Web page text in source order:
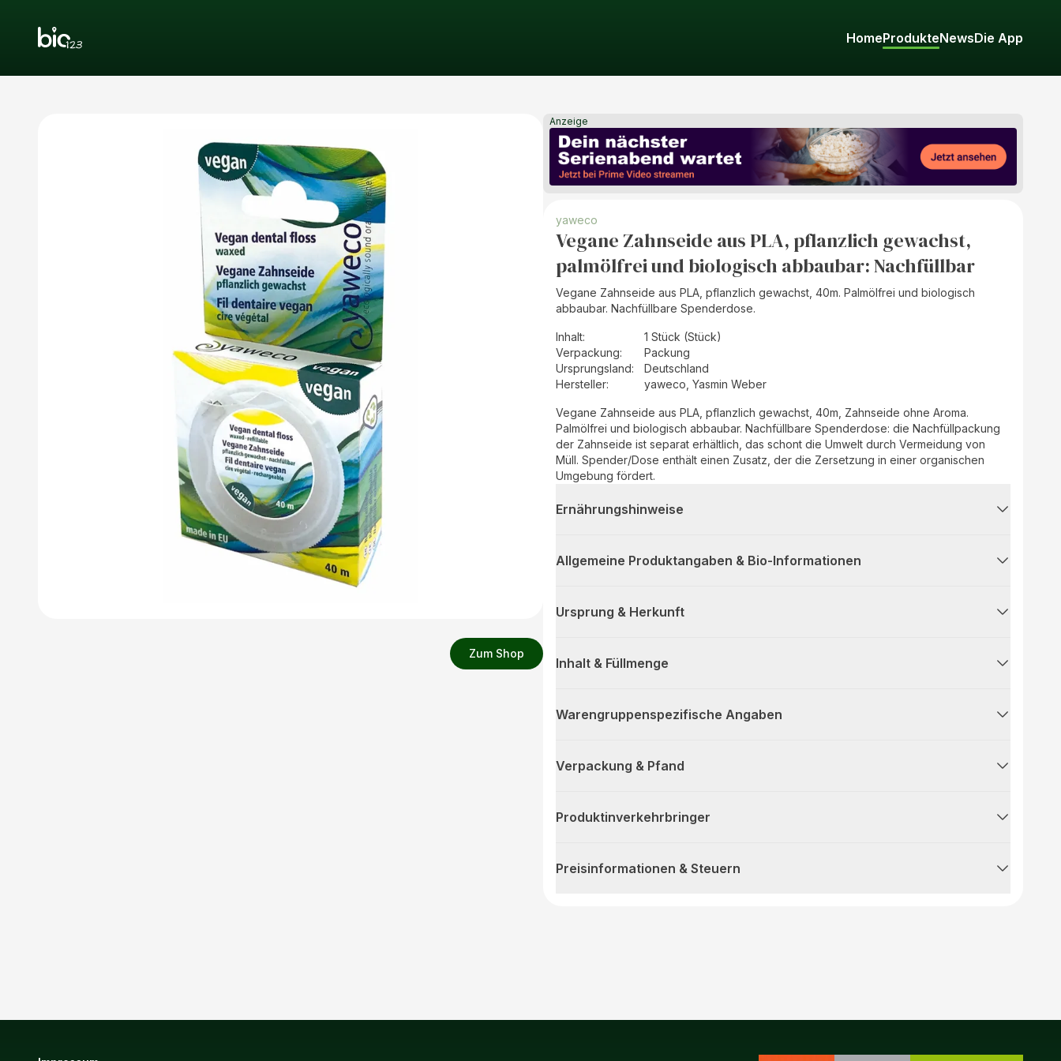
HomeProdukteNewsDie App
Zum Shop
Anzeige
yaweco
Vegane Zahnseide aus PLA, pflanzlich gewachst,
palmölfrei und biologisch abbaubar: Nachfüllbar
Vegane Zahnseide aus PLA, pflanzlich gewachst, 40m. Palmölfrei und biologisch
abbaubar. Nachfüllbare Spenderdose.
Inhalt:
1 Stück (Stück)
Verpackung:
Packung
Ursprungsland:
Deutschland
Hersteller: yaweco, Yasmin Weber
Vegane Zahnseide aus PLA, pflanzlich gewachst, 40m, Zahnseide ohne Aroma.
Palmölfrei und biologisch abbaubar. Nachfüllbare Spenderdose: die Nachfüllpackung
der Zahnseide ist separat erhältlich, das schont die Umwelt durch Vermeidung von
Müll. Spender/Dose enthält einen Zusatz, der die Zersetzung in einer organischen
Umgebung fördert.
Ernährungshinweise
Allgemeine Produktangaben & Bio-Informationen
Ursprung & Herkunft
Inhalt & Füllmenge
Warengruppenspezifische Angaben
Verpackung & Pfand
Produktinverkehrbringer
Preisinformationen & Steuern